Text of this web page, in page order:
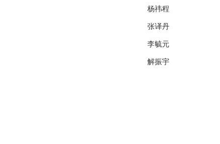
杨祎程
张译丹
李毓元
解振宇